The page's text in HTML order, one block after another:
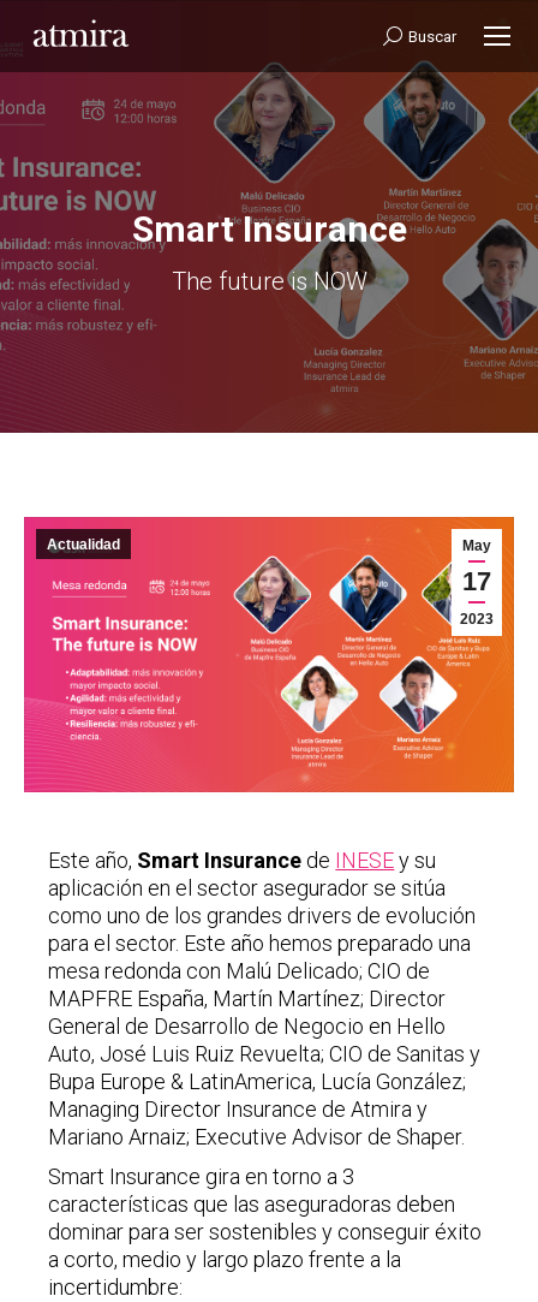
Buscar:
Buscar
Smart Insurance
The future is NOW
Estás aquí:
May
17
2023
Actualidad
Este año, Smart Insurance de INESEy su
aplicación en el sector asegurador se sitúa
como uno de los grandes drivers de evolución
para el sector. Este año hemos preparado una
mesa redonda con Malú Delicado; CIO de
MAPFRE España, Martín Martínez; Director
General de Desarrollo de Negocio en Hello
Auto, José Luis Ruiz Revuelta; CIO de Sanitas y
Bupa Europe & LatinAmerica, Lucía González;
Managing Director Insurance de Atmira y
Mariano Arnaiz; Executive Advisor de Shaper.
Smart Insurance gira en torno a 3
características que las aseguradoras deben
dominar para ser sostenibles y conseguir éxito
a corto, medio y largo plazo frente a la
incertidumbre: